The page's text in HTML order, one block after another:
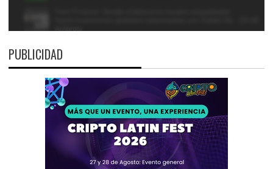
PUBLICIDAD